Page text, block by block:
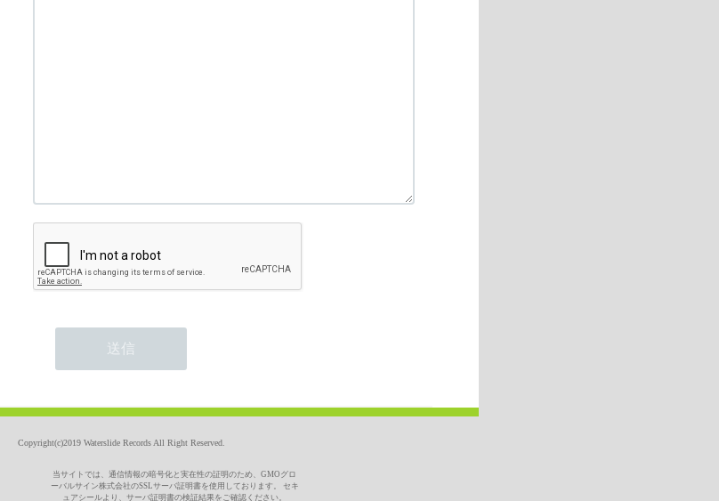
Copyright(c)2019 Waterslide Records All Right Reserved.
当サイトでは、通信情報の暗号化と実在性の証明のため、GMOグロ
ーバルサイン株式会社のSSLサーバ証明書を使用しております。 セキ
ュアシールより、サーバ証明書の検証結果をご確認ください。